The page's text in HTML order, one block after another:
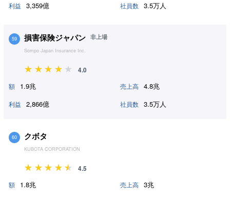
利益 3,359億 社員数 3.5万人
59 損害保険ジャパン 非上場
Sompo Japan Insurance Inc.
4.0
額 1.9兆 売上高 4.8兆
利益 2,866億 社員数 3.5万人
60 クボタ
KUBOTA CORPORATION
4.5
額 1.8兆 売上高 3兆